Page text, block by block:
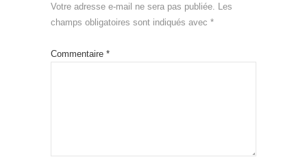
Votre adresse e-mail ne sera pas publiée.
Les
champs obligatoires sont indiqués avec *
Commentaire *